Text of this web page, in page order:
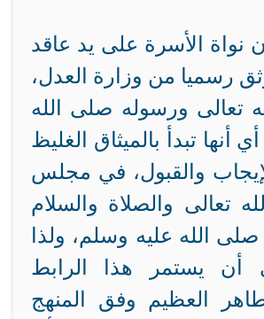
نواة الأسرة على يد عاقد
رسميا من وزارة العدل،
تعالى ورسوله صلى الله
أنها تبدأ بالميثاق الغليظ
والقبول، في مجلس
تعالى والصلاة والسلام
الله عليه وسلم، ولذا
أن يستمر هذا الرابط
العظيم وفق المنهج